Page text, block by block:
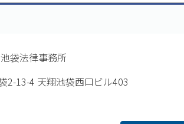
袋法律事務所
2-13-4 天翔池袋西口ビル403